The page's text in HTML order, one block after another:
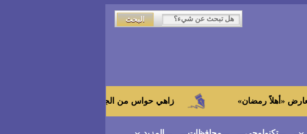
زاهي حواس من الجامعة اليابانية : "توت عنخ آمون" هو بطل